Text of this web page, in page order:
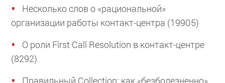
Несколько слов о «рациональной»
организации работы контакт-центра (19905)
О роли First Call Resolution в контакт-центре
(8292)
Правильный Collection: как «безболезненно»